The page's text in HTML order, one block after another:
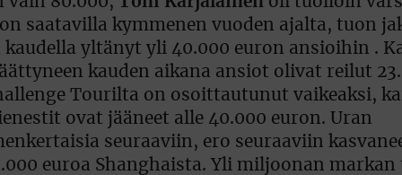
saatavilla kymmenen vuoden ajalta, tuon
yltänyt yli 40.000 euron ansioihin .
kauden aikana ansiot olivat reilut
Tourilta on osoittautunut vaikeaksi,
ovat jääneet alle 40.000 euron. Uran
seuraaviin, ero seuraaviin
euroa Shanghaista. Yli miljoonan